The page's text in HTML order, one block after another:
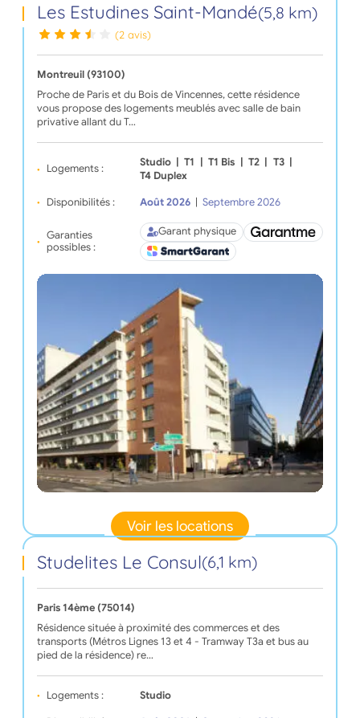
Les Estudines Saint-Mandé(5,8 km)
(2 avis)
Montreuil (93100)
Proche de Paris et du Bois de Vincennes, cette résidence
vous propose des logements meublés avec salle de bain
privative allant du T…
Logements :
Studio | T1 | T1 Bis | T2 | T3 |
T4 Duplex
Disponibilités : Août 2026 | Septembre 2026
Garanties
possibles :
Garant physique
Voir les locations
Studelites Le Consul(6,1 km)
Paris 14ème (75014)
Résidence située à proximité des commerces et des
transports (Métros Lignes 13 et 4 - Tramway T3a et bus au
pied de la résidence) re…
Logements : Studio